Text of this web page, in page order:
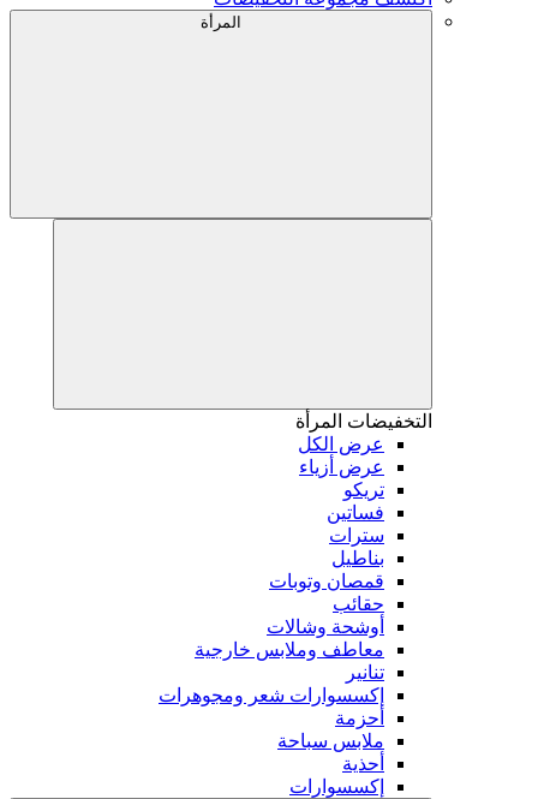
المرأة
التخفيضات المرأة
عرض الكل
عرض أزياء
تريكو
فساتين
سترات
بناطيل
قمصان وتوبات
حقائب
أوشحة وشالات
معاطف وملابس خارجية
تنانير
إكسسوارات شعر ومجوهرات
أحزمة
ملابس سباحة
أحذية
إكسسوارات